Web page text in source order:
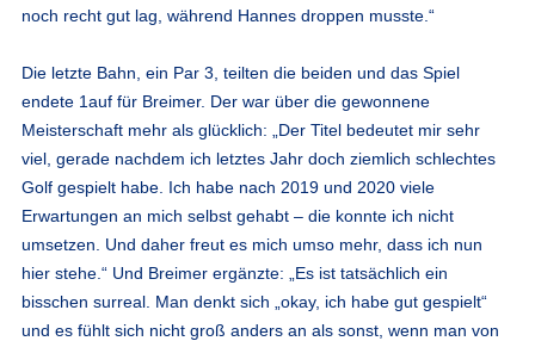
noch recht gut lag, während Hannes droppen musste.“
Die letzte Bahn, ein Par 3, teilten die beiden und das Spiel
endete 1auf für Breimer. Der war über die gewonnene
Meisterschaft mehr als glücklich: „Der Titel bedeutet mir sehr
viel, gerade nachdem ich letztes Jahr doch ziemlich schlechtes
Golf gespielt habe. Ich habe nach 2019 und 2020 viele
Erwartungen an mich selbst gehabt – die konnte ich nicht
umsetzen. Und daher freut es mich umso mehr, dass ich nun
hier stehe.“ Und Breimer ergänzte: „Es ist tatsächlich ein
bisschen surreal. Man denkt sich „okay, ich habe gut gespielt“
und es fühlt sich nicht groß anders an als sonst, wenn man von